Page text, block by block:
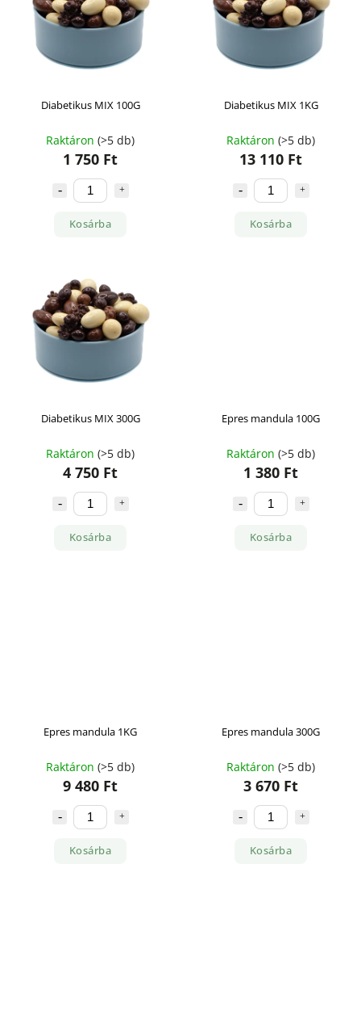
Diabetikus MIX 100G
Raktáron (>5 db)
1 750 Ft
Kosárba
Diabetikus MIX 1KG
Raktáron (>5 db)
13 110 Ft
Kosárba
Diabetikus MIX 300G
Raktáron (>5 db)
4 750 Ft
Kosárba
Epres mandula 100G
Raktáron (>5 db)
1 380 Ft
Kosárba
Epres mandula 1KG
Raktáron (>5 db)
9 480 Ft
Kosárba
Epres mandula 300G
Raktáron (>5 db)
3 670 Ft
Kosárba